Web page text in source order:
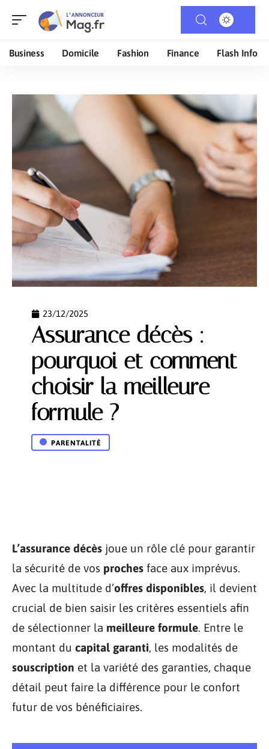
Business Domicile Fashion Finance Flash Info
23/12/2025
Assurance décès :
pourquoi et comment
choisir la meilleure
formule ?
PARENTALITÉ
L’assurance décès joue un rôle clé pour garantir
la sécurité de vos proches face aux imprévus.
Avec la multitude d’offres disponibles, il devient
crucial de bien saisir les critères essentiels afin
de sélectionner la meilleure formule. Entre le
montant du capital garanti, les modalités de
souscription et la variété des garanties, chaque
détail peut faire la différence pour le confort
futur de vos bénéficiaires.